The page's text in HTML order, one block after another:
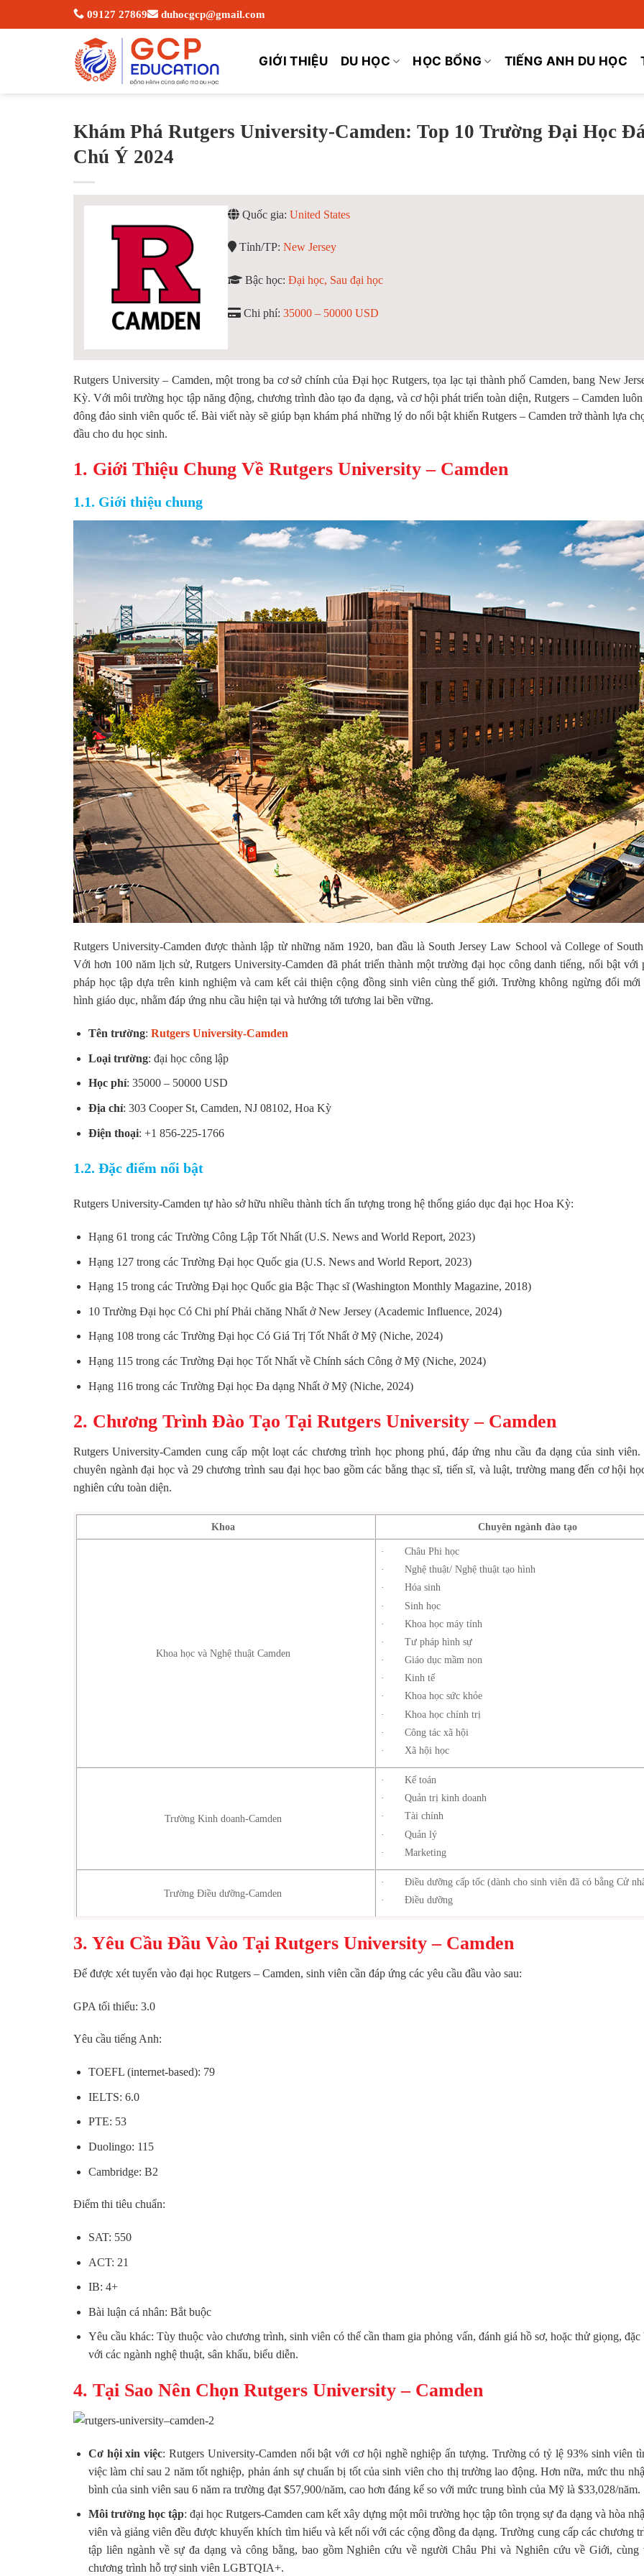
to
09127 27869 duhocgcp@gmail.com
GIỚI THIỆU DU HỌC HỌC BỔNG TIẾNG ANH DU HỌC
Khám Phá Rutgers University-Camden: Top 10 Trường Đại Học
Chú Ý 2024
Quốc gia: United States
Tỉnh/TP: New Jersey
Bậc học: Đại học, Sau đại học
Chi phí: 35000 – 50000 USD
Rutgers University – Camden, một trong ba cơ sở chính của Đại học Rutgers, tọa lạc tại thành phố Camden, bang New
Kỳ. Với môi trường học tập năng động, chương trình đào tạo đa dạng, và cơ hội phát triển toàn diện, Rutgers – Camden
đông đảo sinh viên quốc tế. Bài viết này sẽ giúp bạn khám phá những lý do nổi bật khiến Rutgers – Camden trở thành lựa
đầu cho du học sinh.
1. Giới Thiệu Chung Về Rutgers University – Camden
1.1. Giới thiệu chung
Rutgers University-Camden được thành lập từ những năm 1920, ban đầu là South Jersey Law School và College of South
Với hơn 100 năm lịch sử, Rutgers University-Camden đã phát triển thành một trường đại học công danh tiếng, nổi bật với
pháp học tập dựa trên kinh nghiệm và cam kết cải thiện cộng đồng sinh viên cùng thế giới. Trường không ngừng đổi mới
hình giáo dục, nhằm đáp ứng nhu cầu hiện tại và hướng tới tương lai bền vững.
Tên trường: Rutgers University-Camden
Loại trường: đại học công lập
Học phí: 35000 – 50000 USD
Địa chỉ: 303 Cooper St, Camden, NJ 08102, Hoa Kỳ
Điện thoại: +1 856-225-1766
1.2. Đặc điểm nổi bật
Rutgers University-Camden tự hào sở hữu nhiều thành tích ấn tượng trong hệ thống giáo dục đại học Hoa Kỳ:
Hạng 61 trong các Trường Công Lập Tốt Nhất (U.S. News and World Report, 2023)
Hạng 127 trong các Trường Đại học Quốc gia (U.S. News and World Report, 2023)
Hạng 15 trong các Trường Đại học Quốc gia Bậc Thạc sĩ (Washington Monthly Magazine, 2018)
10 Trường Đại học Có Chi phí Phải chăng Nhất ở New Jersey (Academic Influence, 2024)
Hạng 108 trong các Trường Đại học Có Giá Trị Tốt Nhất ở Mỹ (Niche, 2024)
Hạng 115 trong các Trường Đại học Tốt Nhất về Chính sách Công ở Mỹ (Niche, 2024)
Hạng 116 trong các Trường Đại học Đa dạng Nhất ở Mỹ (Niche, 2024)
2. Chương Trình Đào Tạo Tại Rutgers University – Camden
Rutgers University-Camden cung cấp một loạt các chương trình học phong phú, đáp ứng nhu cầu đa dạng của sinh
chuyên ngành đại học và 29 chương trình sau đại học bao gồm các bằng thạc sĩ, tiến sĩ, và luật, trường mang đến cơ hội
nghiên cứu toàn diện.
Khoa Chuyên ngành đào tạo
Khoa học và Nghệ thuật Camden
· Châu Phi học
· Nghệ thuật/ Nghệ thuật tạo hình
· Hóa sinh
· Sinh học
· Khoa học máy tính
· Tư pháp hình sự
· Giáo dục mầm non
· Kinh tế
· Khoa học sức khỏe
· Khoa học chính trị
· Công tác xã hội
· Xã hội học
Trường Kinh doanh-Camden
· Kế toán
· Quản trị kinh doanh
· Tài chính
· Quản lý
· Marketing
Trường Điều dưỡng-Camden
· Điều dưỡng cấp tốc (dành cho sinh viên đã có bằng Cử
· Điều dưỡng
3. Yêu Cầu Đầu Vào Tại Rutgers University – Camden
Để được xét tuyển vào đại học Rutgers – Camden, sinh viên cần đáp ứng các yêu cầu đầu vào sau:
GPA tối thiểu: 3.0
Yêu cầu tiếng Anh:
TOEFL (internet-based): 79
IELTS: 6.0
PTE: 53
Duolingo: 115
Cambridge: B2
Điểm thi tiêu chuẩn:
SAT: 550
ACT: 21
IB: 4+
Bài luận cá nhân: Bắt buộc
Yêu cầu khác: Tùy thuộc vào chương trình, sinh viên có thể cần tham gia phỏng vấn, đánh giá hồ sơ, hoặc thử giọng, đặc
với các ngành nghệ thuật, sân khấu, biểu diễn.
4. Tại Sao Nên Chọn Rutgers University – Camden
Cơ hội xin việc: Rutgers University-Camden nổi bật với cơ hội nghề nghiệp ấn tượng. Trường có tỷ lệ 93% sinh viên
việc làm chỉ sau 2 năm tốt nghiệp, phản ánh sự chuẩn bị tốt của sinh viên cho thị trường lao động. Hơn nữa, mức thu
bình của sinh viên sau 6 năm ra trường đạt $57,900/năm, cao hơn đáng kể so với mức trung bình của Mỹ là $33,028/năm.
Môi trường học tập: đại học Rutgers-Camden cam kết xây dựng một môi trường học tập tôn trọng sự đa dạng và hòa
viên và giảng viên đều được khuyến khích tìm hiểu và kết nối với các cộng đồng đa dạng. Trường cung cấp các chương
tập liên ngành về sự đa dạng và công bằng, bao gồm Nghiên cứu về người Châu Phi và Nghiên cứu về Giới, cùng
chương trình hỗ trợ sinh viên LGBTQIA+.